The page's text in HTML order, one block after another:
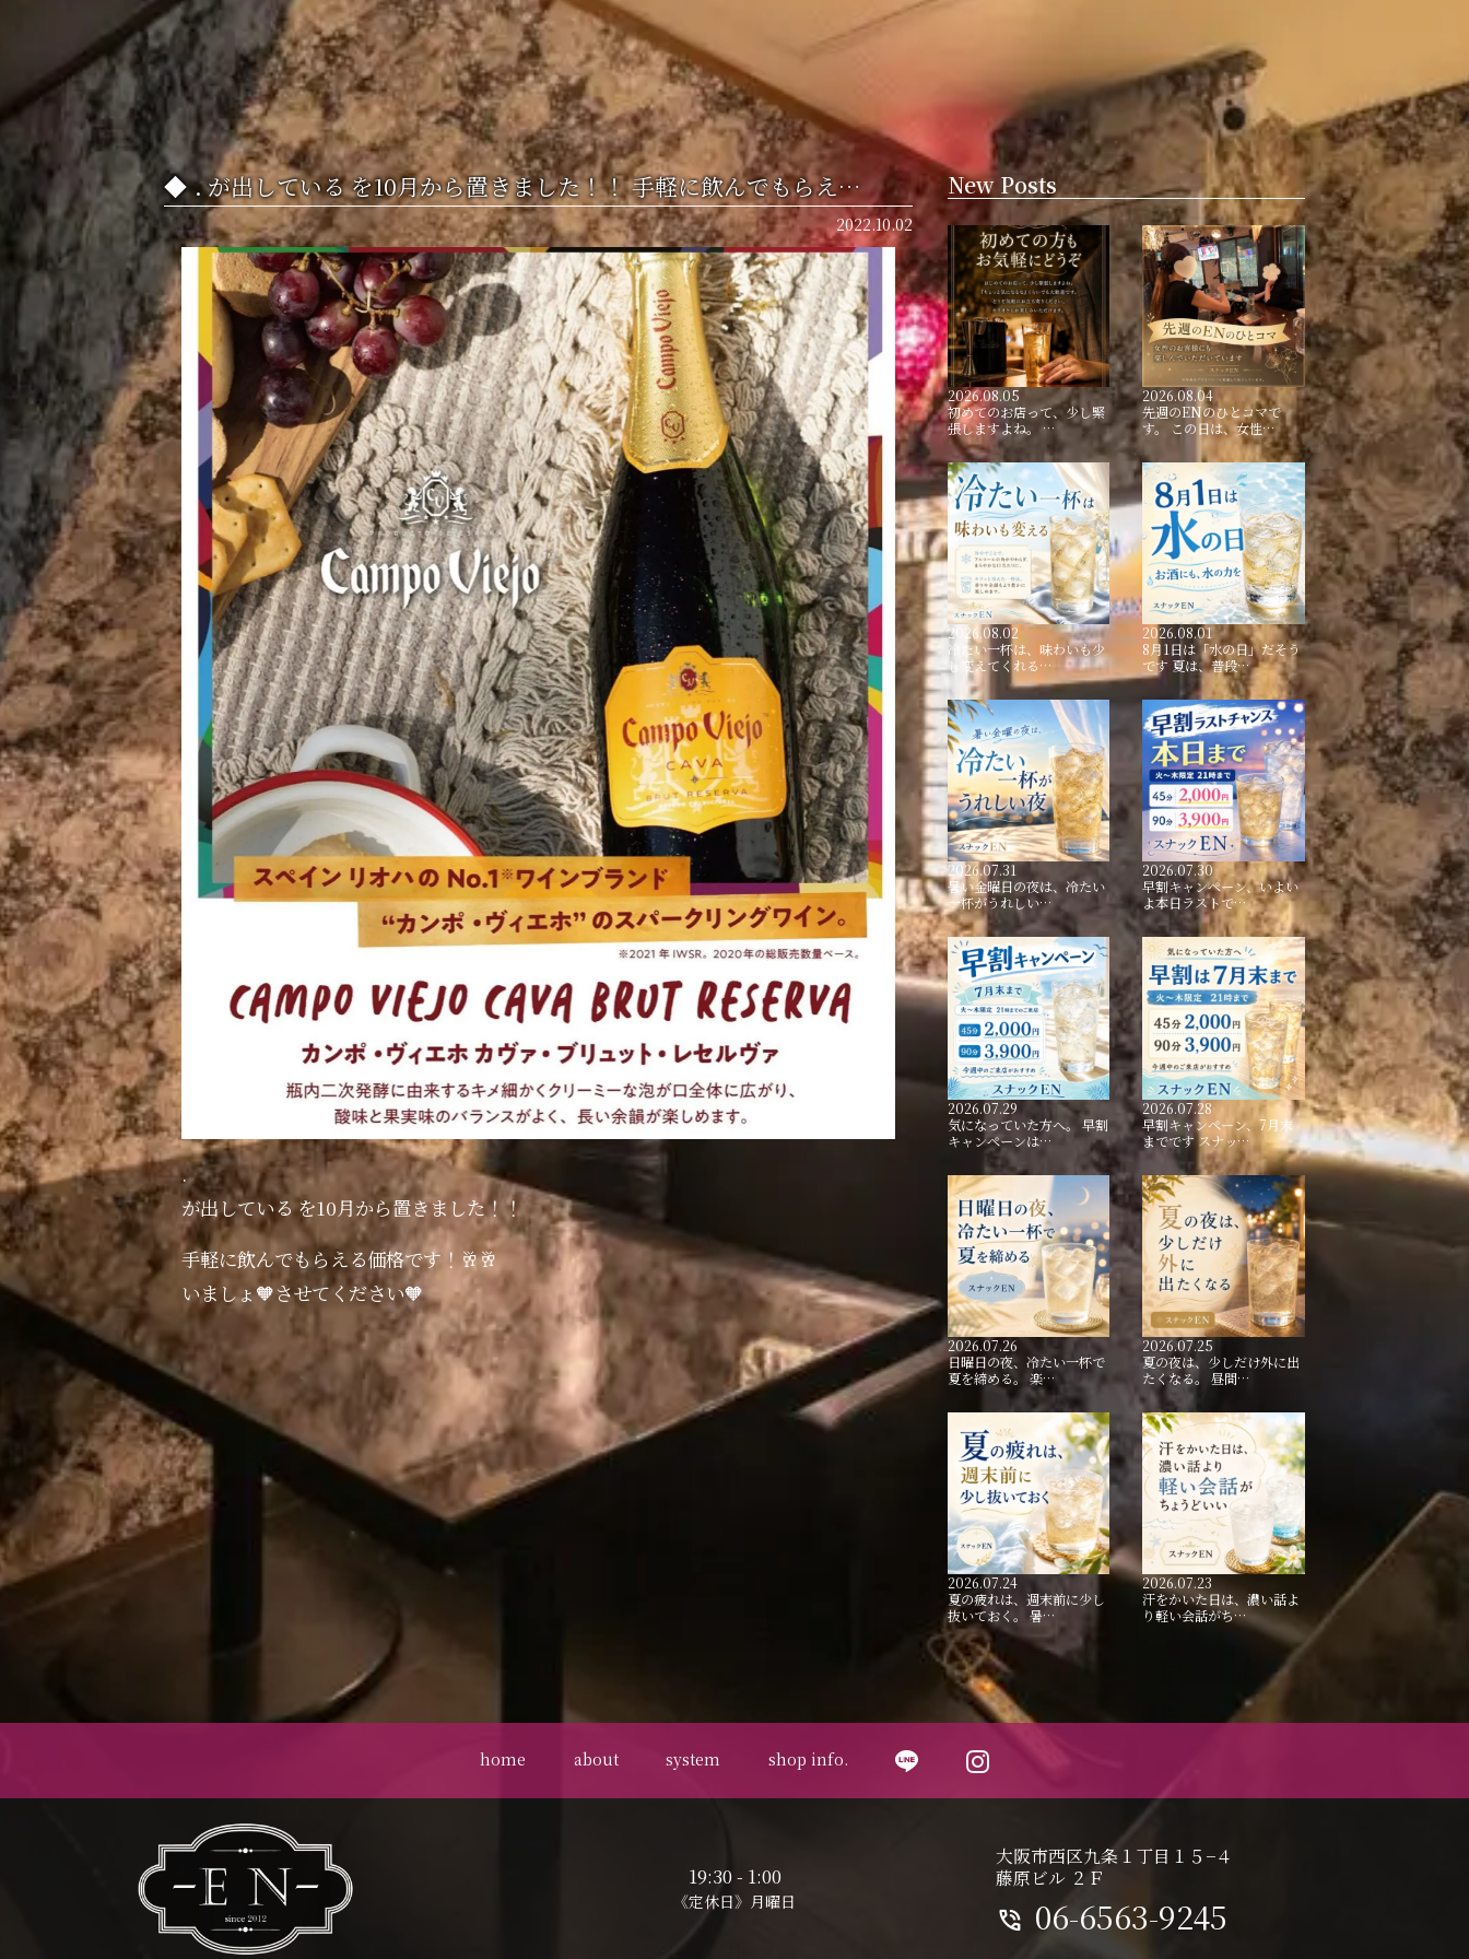
. が出している を10月から置きました！！ 手軽に飲んでもらえ…
2022.10.02
.
が出している を10月から置きました！！
手軽に飲んでもらえる価格です！🥂🥂
いましょ🧡させてください🧡
New Posts
2026.08.05
初めてのお店って、少し緊
張しますよね。 …
2026.08.04
先週のENのひとコマで
す。 この日は、女性…
2026.08.02
冷たい一杯は、味わいも少
し変えてくれる…
2026.08.01
8月1日は「水の日」だそう
です 夏は、普段…
2026.07.31
暑い金曜日の夜は、冷たい
一杯がうれしい…
2026.07.30
早割キャンペーン、いよい
よ本日ラストで…
2026.07.29
気になっていた方へ。 早割
キャンペーンは…
2026.07.28
早割キャンペーン、7月末
までです スナッ…
2026.07.26
日曜日の夜、冷たい一杯で
夏を締める。 楽…
2026.07.25
夏の夜は、少しだけ外に出
たくなる。 昼間…
2026.07.24
夏の疲れは、週末前に少し
抜いておく。 暑…
2026.07.23
汗をかいた日は、濃い話よ
り軽い会話がち…
home about system shop info.
19:30 - 1:00
《定休日》月曜日
大阪市西区九条１丁目１５−４
藤原ビル ２Ｆ
phone_in_talk 06-6563-9245